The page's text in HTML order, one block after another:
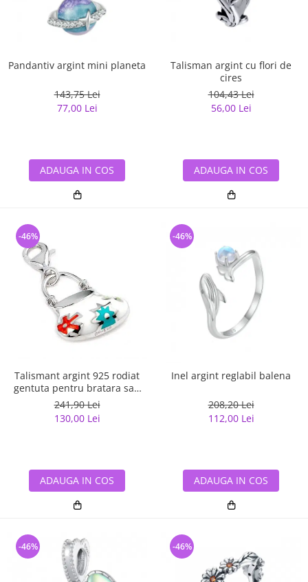
Pandantiv argint mini planeta
143,75 Lei
77,00 Lei
ADAUGA IN COS
Talisman argint cu flori de
cires
104,43 Lei
56,00 Lei
ADAUGA IN COS
Talismant argint 925 rodiat
gentuta pentru bratara sau
lant
241,90 Lei
130,00 Lei
-46%
ADAUGA IN COS
Inel argint reglabil balena
208,20 Lei
112,00 Lei
-46%
ADAUGA IN COS
-46% -46%